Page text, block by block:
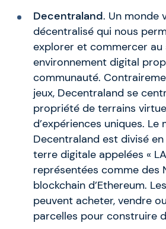
Decentraland. Un monde
décentralisé qui nous
explorer et commercer au
environnement digital
communauté.
jeux, Decentraland se
propriété de terrains
d’expériences uniques. Le
Decentraland est divisé
terre digitale appelées «
représentées comme des
blockchain d’Ethereum.
peuvent acheter, vendre
parcelles pour construire